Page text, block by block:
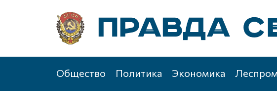
Общество Политика Экономика